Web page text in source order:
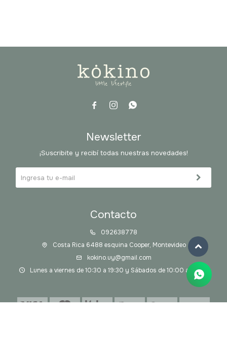
  
Contacto
092638778
Costa Rica 6488 esquina Cooper, Montevideo
kokino.uy@gmail.com
Lunes a viernes de 10:30 a 19:30 y Sábados de 10:00 a 14:00
Newsletter
¡Suscribite y recibí todas nuestras novedades!